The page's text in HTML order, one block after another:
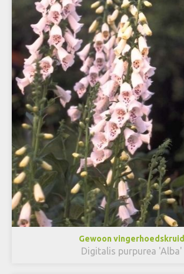
Gewoon vingerhoedskruid
Digitalis purpurea 'Alba'